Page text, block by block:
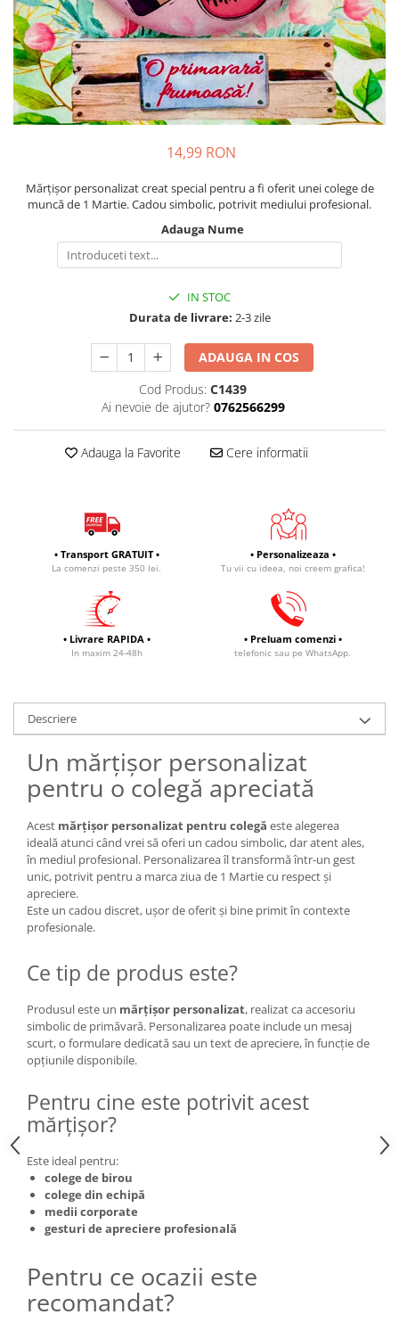
Body bebelusi personalizate
Perne personalizate
Plusuri personalizate
Agende personalizate
Etichete pentru sticla de vin
Cadouri Personalizate Unice
Cadouri pentru Doctori
Cadouri Pensionare
Cadouri Profesori
14,99 RON
Mărțișor personalizat creat special pentru a fi oferit unei colege de
muncă de 1 Martie. Cadou simbolic, potrivit mediului profesional.
Adauga Nume
IN STOC
Durata de livrare: 2-3 zile
ADAUGA IN COS
Cod Produs: C1439
Ai nevoie de ajutor? 0762566299
Adauga la Favorite Cere informatii
• Transport GRATUIT •
La comenzi peste 350 lei.
• Personalizeaza •
Tu vii cu ideea, noi creem grafica!
• Livrare RAPIDA •
In maxim 24-48h
• Preluam comenzi •
telefonic sau pe WhatsApp.
Descriere
Un mărțișor personalizat
pentru o colegă apreciată
Acest mărțișor personalizat pentru colegă este alegerea
ideală atunci când vrei să oferi un cadou simbolic, dar atent ales,
în mediul profesional. Personalizarea îl transformă într-un gest
unic, potrivit pentru a marca ziua de 1 Martie cu respect și
apreciere.
Este un cadou discret, ușor de oferit și bine primit în contexte
profesionale.
Ce tip de produs este?
Produsul este un mărțișor personalizat, realizat ca accesoriu
simbolic de primăvară. Personalizarea poate include un mesaj
scurt, o formulare dedicată sau un text de apreciere, în funcție de
opțiunile disponibile.
Pentru cine este potrivit acest
mărțișor?
Este ideal pentru:
colege de birou
colege din echipă
medii corporate
gesturi de apreciere profesională
Pentru ce ocazii este
recomandat?